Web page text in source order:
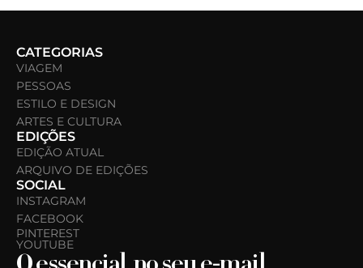
CATEGORIAS
VIAGEM
PESSOAS
ESTILO E DESIGN
ARTES E CULTURA
EDIÇÕES
EDIÇÃO ATUAL
ARQUIVO DE EDIÇÕES
SOCIAL
INSTAGRAM
FACEBOOK
PINTEREST
YOUTUBE